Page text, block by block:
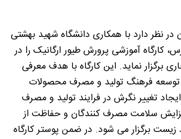
در نظر دارد با همکاری دانشگاه شهید بهشتی
کارگاه آموزشی پرورش طیور ارگانیک را در
برگزار نماید. این کارگاه با هدف معرفی
فرهنگ تولید و مصرف محصولات
تغییر نگرش در فرایند تولید و مصرف
سلامت مصرف کنندگان و حفاظت از
برگزار می شود. در ضمن پوستر کارگاه